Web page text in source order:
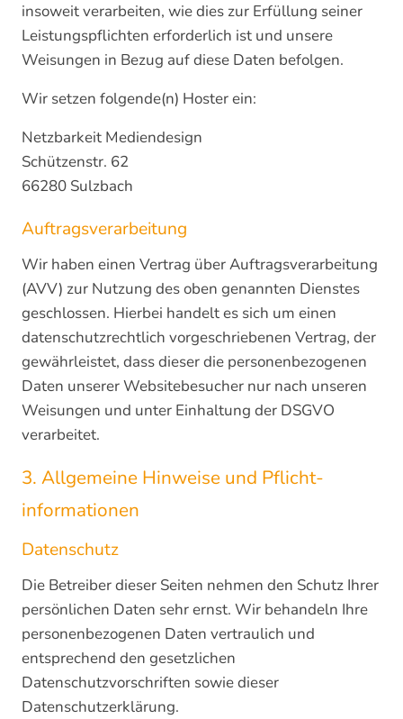
insoweit verarbeiten, wie dies zur Erfüllung seiner
Leistungspflichten erforderlich ist und unsere
Weisungen in Bezug auf diese Daten befolgen.
Wir setzen folgende(n) Hoster ein:
Netzbarkeit Mediendesign
Schützenstr. 62
66280 Sulzbach
Auftragsverarbeitung
Wir haben einen Vertrag über Auftragsverarbeitung
(AVV) zur Nutzung des oben genannten Dienstes
geschlossen. Hierbei handelt es sich um einen
datenschutzrechtlich vorgeschriebenen Vertrag, der
gewährleistet, dass dieser die personenbezogenen
Daten unserer Websitebesucher nur nach unseren
Weisungen und unter Einhaltung der DSGVO
verarbeitet.
3. Allgemeine Hinweise und Pflicht­
informationen
Datenschutz
Die Betreiber dieser Seiten nehmen den Schutz Ihrer
persönlichen Daten sehr ernst. Wir behandeln Ihre
personenbezogenen Daten vertraulich und
entsprechend den gesetzlichen
Datenschutzvorschriften sowie dieser
Datenschutzerklärung.